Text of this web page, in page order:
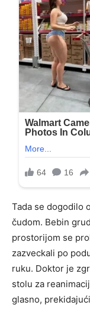
Tada se dogodilo
čudom. Bebin
prostorijom se
zazveckali po
ruku. Doktor je
stolu za
glasno,